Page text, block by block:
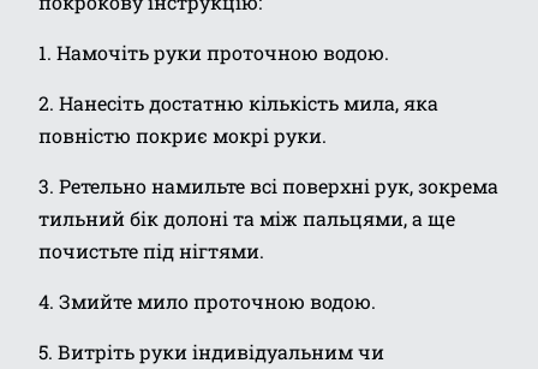
1. Намочіть руки проточною водою.
2. Нанесіть достатню кількість мила, яка
повністю покриє мокрі руки.
3. Ретельно намильте всі поверхні рук, зокрема
тильний бік долоні та між пальцями, а ще
почистьте під нігтями.
4. Змийте мило проточною водою.
5. Витріть руки індивідуальним чи